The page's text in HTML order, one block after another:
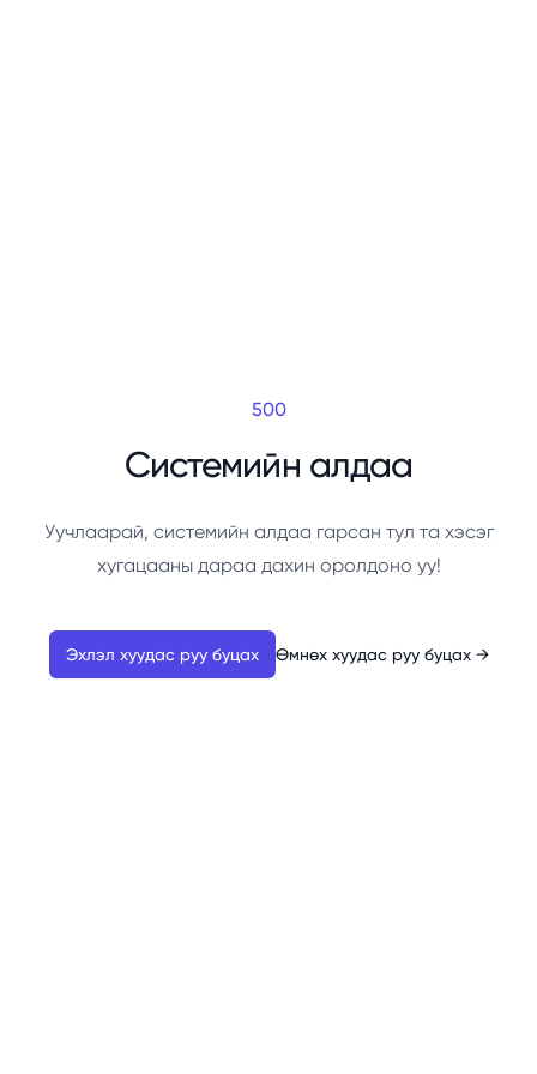
500
Системийн алдаа
Уучлаарай, системийн алдаа гарсан тул та хэсэг
хугацааны дараа дахин оролдоно уу!
Эхлэл хуудас руу буцах Өмнөх хуудас руу буцах →